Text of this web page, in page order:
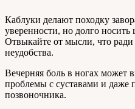
Каблуки делают походку
уверенности, но долго
Отвыкайте от мысли, что
неудобства.
Вечерняя боль в ногах может
проблемы с суставами и даже
позвоночника.